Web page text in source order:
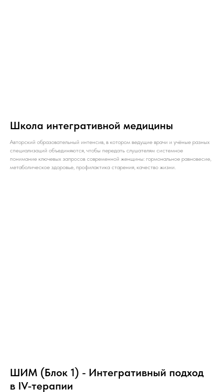
Школа интегративной медицины
Авторский образовательный интенсив, в котором ведущие врачи и учёные разных
специализаций объединяются, чтобы передать слушателям системное
понимание ключевых запросов современной женщины: гормональное равновесие,
метаболическое здоровье, профилактика старения, качество жизни.
ШИМ (Блок 1) - Интегративный подход
в IV-терапии